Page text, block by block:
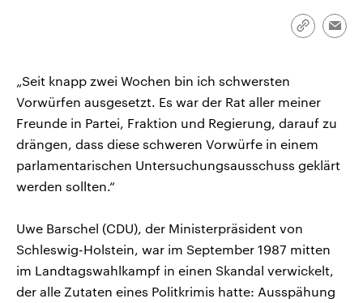
Link
„Seit knapp zwei Wochen bin ich schwersten
Vorwürfen ausgesetzt. Es war der Rat aller meiner
Freunde in Partei, Fraktion und Regierung, darauf zu
drängen, dass diese schweren Vorwürfe in einem
parlamentarischen Untersuchungsausschuss geklärt
werden sollten.“
Uwe Barschel (CDU), der Ministerpräsident von
Schleswig-Holstein, war im September 1987 mitten
im Landtagswahlkampf in einen Skandal verwickelt,
der alle Zutaten eines Politkrimis hatte: Ausspähung